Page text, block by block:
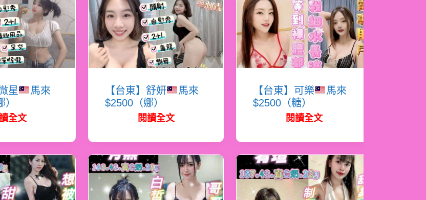
星
馬來
全文
【台東】舒妍
馬來
$2500（娜）
閱讀全文
【台東】可樂
馬來
$2500（糖）
閱讀全文